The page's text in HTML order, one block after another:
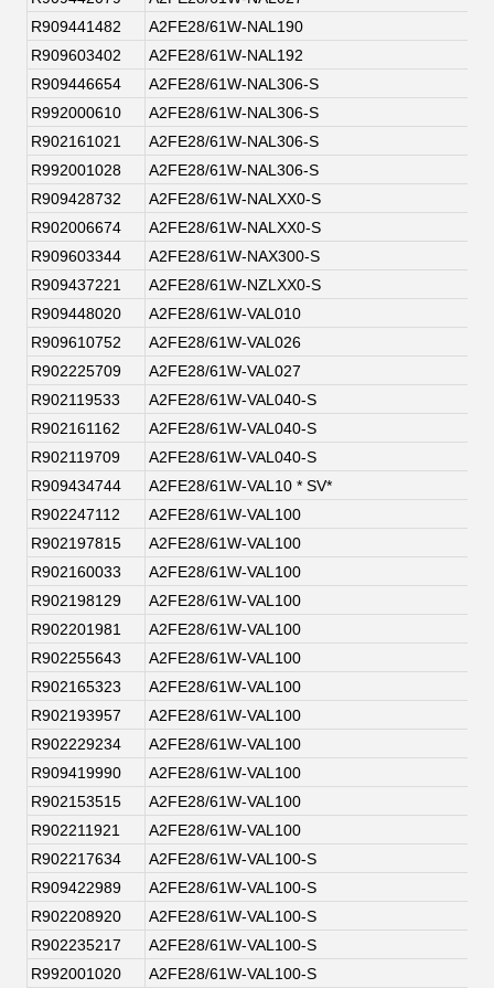
R909441482
A2FE28/61W-NAL190
R909603402
A2FE28/61W-NAL192
R909446654
A2FE28/61W-NAL306-S
R992000610
A2FE28/61W-NAL306-S
R902161021
A2FE28/61W-NAL306-S
R992001028
A2FE28/61W-NAL306-S
R909428732
A2FE28/61W-NALXX0-S
R902006674
A2FE28/61W-NALXX0-S
R909603344
A2FE28/61W-NAX300-S
R909437221
A2FE28/61W-NZLXX0-S
R909448020
A2FE28/61W-VAL010
R909610752
A2FE28/61W-VAL026
R902225709
A2FE28/61W-VAL027
R902119533
A2FE28/61W-VAL040-S
R902161162
A2FE28/61W-VAL040-S
R902119709
A2FE28/61W-VAL040-S
R909434744
A2FE28/61W-VAL10 * SV*
R902247112
A2FE28/61W-VAL100
R902197815
A2FE28/61W-VAL100
R902160033
A2FE28/61W-VAL100
R902198129
A2FE28/61W-VAL100
R902201981
A2FE28/61W-VAL100
R902255643
A2FE28/61W-VAL100
R902165323
A2FE28/61W-VAL100
R902193957
A2FE28/61W-VAL100
R902229234
A2FE28/61W-VAL100
R909419990
A2FE28/61W-VAL100
R902153515
A2FE28/61W-VAL100
R902211921
A2FE28/61W-VAL100
R902217634
A2FE28/61W-VAL100-S
R909422989
A2FE28/61W-VAL100-S
R902208920
A2FE28/61W-VAL100-S
R902235217
A2FE28/61W-VAL100-S
R992001020
A2FE28/61W-VAL100-S